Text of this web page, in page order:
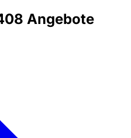
Angebote